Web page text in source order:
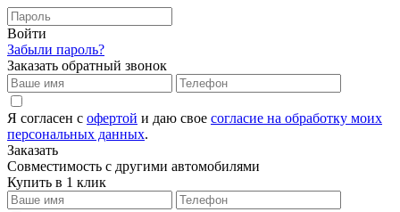
Войти
Забыли пароль?
Заказать обратный звонок
Я согласен с офертой и даю свое согласие на обработку моих
персональных данных.
Заказать
Совместимость с другими автомобилями
Купить в 1 клик